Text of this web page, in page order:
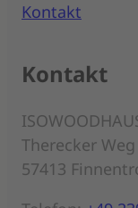
Kontakt
Kontakt
Therecker Weg
57413